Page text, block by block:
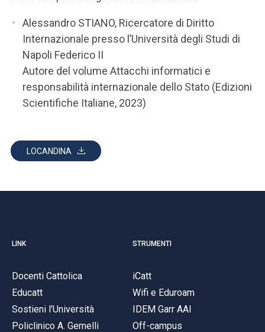
Alessandro STIANO, Ricercatore di Diritto
Internazionale presso l’Università degli Studi di
Napoli Federico II
Autore del volume Attacchi informatici e
responsabilità internazionale dello Stato (Edizioni
Scientifiche Italiane, 2023)
LOCANDINA
LINK
Docenti Cattolica
Educatt
Sostieni l'Università
Policlinico A. Gemelli
STRUMENTI
iCatt
Wifi e Eduroam
IDEM Garr AAI
Off-campus